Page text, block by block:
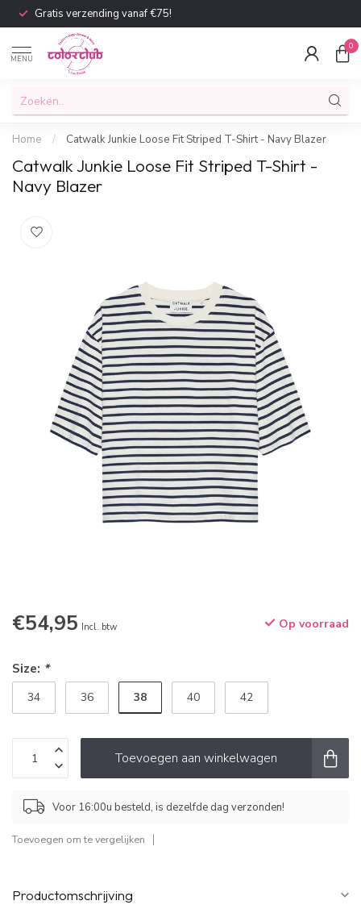
Gratis verzending vanaf €75!
MENU
0
Home / Catwalk Junkie Loose Fit Striped T-Shirt - Navy Blazer
Catwalk Junkie Loose Fit Striped T-Shirt -
Navy Blazer
€54,95 Incl. btw Op voorraad
Size: *
34 36 38 40 42
Toevoegen aan winkelwagen
Voor 16:00u besteld, is dezelfde dag verzonden!
Toevoegen om te vergelijken
Productomschrijving